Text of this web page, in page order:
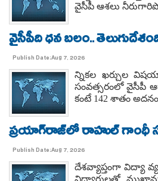
వైసీపీ ఆశలు
వైసీపీది ధన బలం..
Publish Date:Aug 7, 2026
న్నికల ఖర్చుల
సంవత్సరంలో వైసీపీ
కంటే 142 శాతం
ప్రయాగ్‌రాజ్‌లో రాహుల్ గాంధీ
Publish Date:Aug 7, 2026
దేశవ్యాప్తంగా విద్యా
విద్యార్థులతో